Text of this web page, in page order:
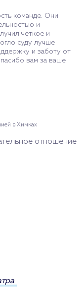
команде. Они
и
четкое и
суду лучше
и заботу от
вам за ваше
в Химках
отношение